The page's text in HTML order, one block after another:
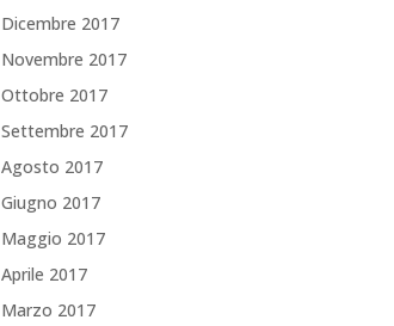
Dicembre 2017
Novembre 2017
Ottobre 2017
Settembre 2017
Agosto 2017
Giugno 2017
Maggio 2017
Aprile 2017
Marzo 2017